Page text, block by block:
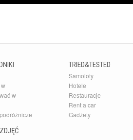
w
TRIED&TESTED
Samoloty
Hotele
Restauracje
Rent a car
Gadżety